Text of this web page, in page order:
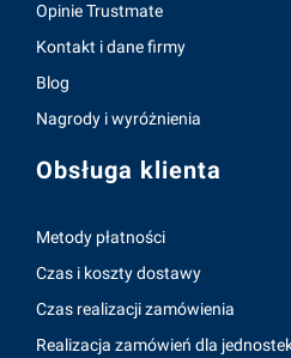
Opinie Trustmate
Kontakt i dane firmy
Blog
Nagrody i wyróżnienia
Obsługa klienta
Metody płatności
Czas i koszty dostawy
Czas realizacji zamówienia
Realizacja zamówień dla